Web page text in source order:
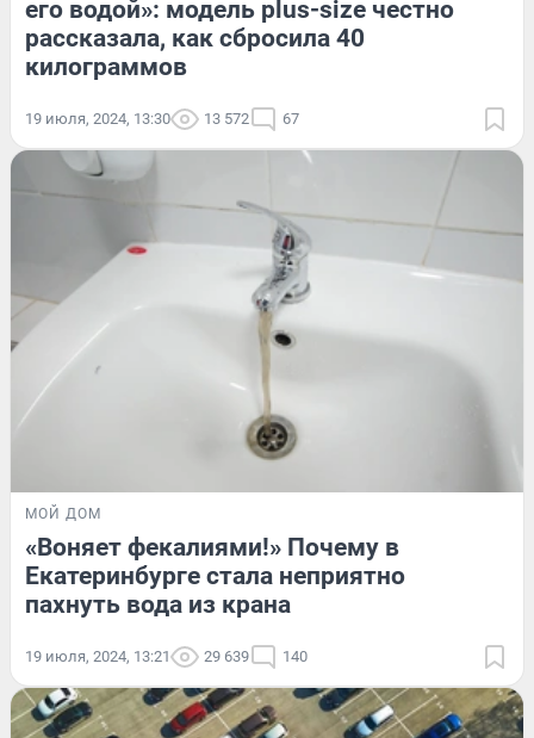
его водой»: модель plus-size честно
рассказала, как сбросила 40
килограммов
19 июля, 2024, 13:30 13 572 67
МОЙ ДОМ
«Воняет фекалиями!» Почему в
Екатеринбурге стала неприятно
пахнуть вода из крана
19 июля, 2024, 13:21 29 639 140